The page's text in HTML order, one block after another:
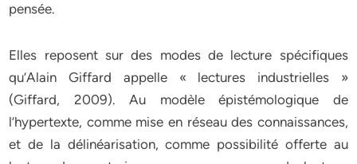
pensée.
Elles reposent sur des modes de lecture spécifiques
qu’Alain Giffard appelle « lectures industrielles »
(Giffard, 2009). Au modèle épistémologique de
l’hypertexte, comme mise en réseau des connaissances,
et de la délinéarisation, comme possibilité offerte au